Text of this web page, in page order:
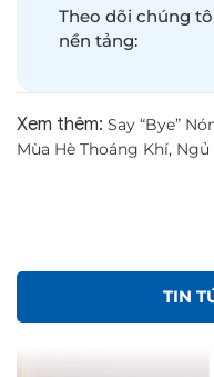
Theo dõi chúng
nền tảng:
Xem thêm: Say “Bye”
Mùa Hè Thoáng Khí,
TIN